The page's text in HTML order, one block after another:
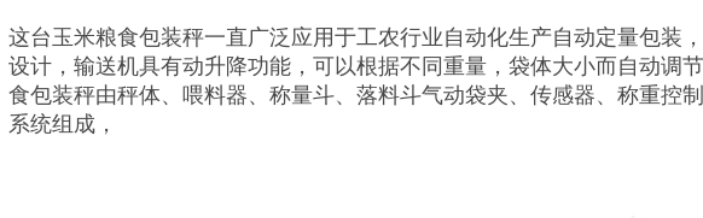
这台玉米粮食包装秤一直广泛应用于工农行业自动化生产自动定量包装
设计，输送机具有动升降功能，可以根据不同重量，袋体大小而自动调
食包装秤由秤体、喂料器、称量斗、落料斗气动袋夹、传感器、称重控
系统组成，